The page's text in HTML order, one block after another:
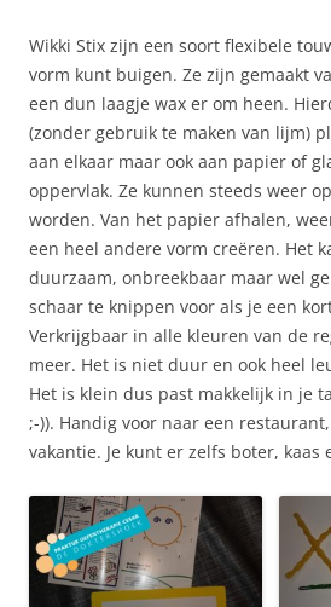
Wikki Stix zijn een soort flexibele
vorm kunt buigen. Ze zijn gemaakt
een dun laagje wax er om heen.
(zonder gebruik te maken van lijm)
aan elkaar maar ook aan papier of
oppervlak. Ze kunnen steeds weer
worden. Van het papier afhalen,
een heel andere vorm creëren. Het
duurzaam, onbreekbaar maar wel
schaar te knippen voor als je een
Verkrijgbaar in alle kleuren van de
meer. Het is niet duur en ook heel
Het is klein dus past makkelijk in je
;-)). Handig voor naar een
vakantie. Je kunt er zelfs boter, kaas